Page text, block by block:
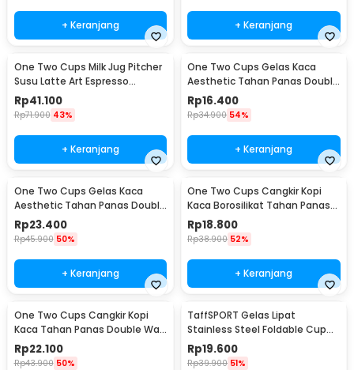
+ Keranjang + Keranjang
One Two Cups Milk Jug Pitcher
Susu Latte Art Espresso
Stainless Steel 350ml - 10084
Rp41.100
Rp71.900 43%
+ Keranjang
One Two Cups Gelas Kaca
Aesthetic Tahan Panas Double
Wall Glass 250ml - PLY1704
Rp16.400
Rp34.900 54%
+ Keranjang
One Two Cups Gelas Kaca
Aesthetic Tahan Panas Double
Wall Glass 433ml - PLY1704
Rp23.400
Rp45.900 50%
+ Keranjang
One Two Cups Cangkir Kopi
Kaca Borosilikat Tahan Panas
Double Wall Cup 160ml
Rp18.800
Rp38.900 52%
+ Keranjang
One Two Cups Cangkir Kopi
Kaca Tahan Panas Double Wall
Cup 180ml - DOME240
Rp22.100
Rp43.900 50%
TaffSPORT Gelas Lipat
Stainless Steel Foldable Cup
Carabiner 240ml - F180
Rp19.600
Rp39.900 51%